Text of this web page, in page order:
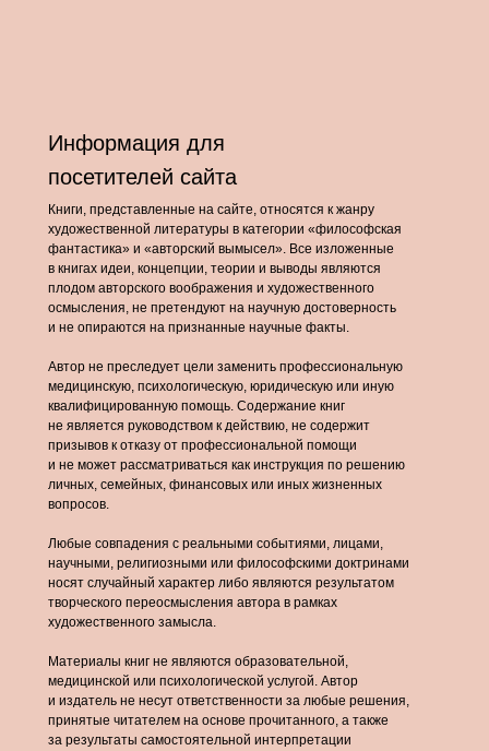
Информация для
посетителей сайта
Книги, представленные на сайте, относятся к жанру
художественной литературы в категории «философская
фантастика» и «авторский вымысел». Все изложенные
в книгах идеи, концепции, теории и выводы являются
плодом авторского воображения и художественного
осмысления, не претендуют на научную достоверность
и не опираются на признанные научные факты.
Автор не преследует цели заменить профессиональную
медицинскую, психологическую, юридическую или иную
квалифицированную помощь. Содержание книг
не является руководством к действию, не содержит
призывов к отказу от профессиональной помощи
и не может рассматриваться как инструкция по решению
личных, семейных, финансовых или иных жизненных
вопросов.
Любые совпадения с реальными событиями, лицами,
научными, религиозными или философскими доктринами
носят случайный характер либо являются результатом
творческого переосмысления автора в рамках
художественного замысла.
Материалы книг не являются образовательной,
медицинской или психологической услугой. Автор
и издатель не несут ответственности за любые решения,
принятые читателем на основе прочитанного, а также
за результаты самостоятельной интерпретации